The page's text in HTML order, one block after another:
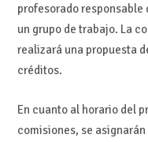
profesorado
un grupo de trabajo. La
realizará una propuesta
créditos.
En cuanto al horario del
comisiones, se